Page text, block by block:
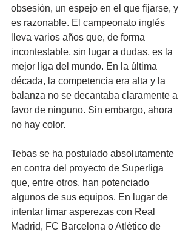
obsesión, un espejo en el que fijarse, y
es razonable. El campeonato inglés
lleva varios años que, de forma
incontestable, sin lugar a dudas, es la
mejor liga del mundo. En la última
década, la competencia era alta y la
balanza no se decantaba claramente a
favor de ninguno. Sin embargo, ahora
no hay color.
Tebas se ha postulado absolutamente
en contra del proyecto de Superliga
que, entre otros, han potenciado
algunos de sus equipos. En lugar de
intentar limar asperezas con Real
Madrid, FC Barcelona o Atlético de